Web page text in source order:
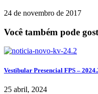
24 de novembro de 2017
Você também pode
Vestibular Presencial FPS –
25 abril, 2024